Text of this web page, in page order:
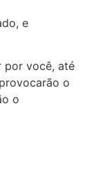
e
por você, até
o
o